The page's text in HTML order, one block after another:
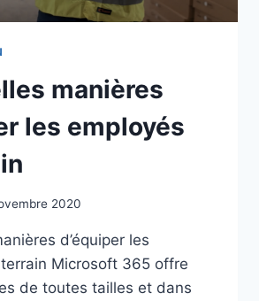
manières
les employés
2020
d’équiper les
Microsoft 365 offre
de toutes tailles et dans